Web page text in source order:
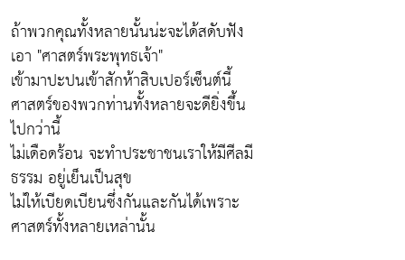
ถ้าพวกคุณทั้งหลายนั้นน่ะจะได้สดับฟัง
เอา "ศาสตร์พระพุทธเจ้า"
เข้ามาปะปนเข้าสักห้าสิบเปอร์เซ็นต์นี้
ศาสตร์ของพวกท่านทั้งหลายจะดียิ่งขึ้น
ไปกว่านี้
ไม่เดือดร้อน จะทำประชาชนเราให้มีศีลมี
ธรรม อยู่เย็นเป็นสุข
ไม่ให้เบียดเบียนซึ่งกันและกันได้เพราะ
ศาสตร์ทั้งหลายเหล่านั้น